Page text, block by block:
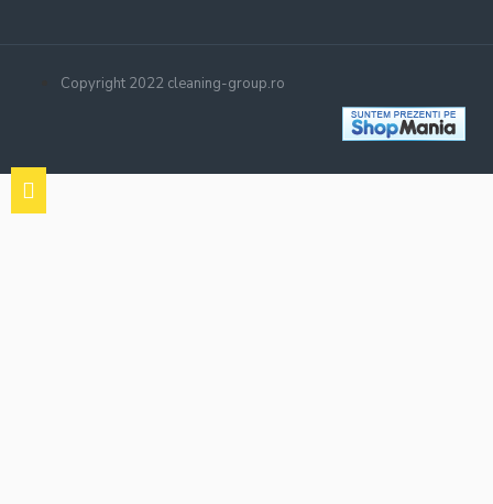
Copyright 2022 cleaning-group.ro